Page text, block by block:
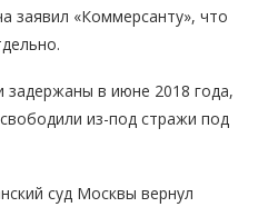
заявил «Коммерсанту», что
задержаны в июне 2018 года,
из-под стражи под
суд Москвы вернул